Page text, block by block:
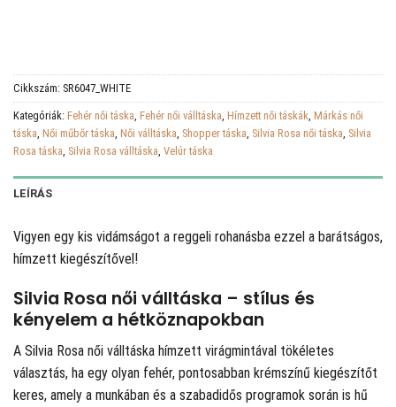
Cikkszám: SR6047_WHITE
Kategóriák: Fehér női táska, Fehér női válltáska, Hímzett női táskák, Márkás női
táska, Női műbőr táska, Női válltáska, Shopper táska, Silvia Rosa női táska, Silvia
Rosa táska, Silvia Rosa válltáska, Velúr táska
LEÍRÁS
Vigyen egy kis vidámságot a reggeli rohanásba ezzel a barátságos,
hímzett kiegészítővel!
Silvia Rosa női válltáska – stílus és
kényelem a hétköznapokban
A Silvia Rosa női válltáska hímzett virágmintával tökéletes
választás, ha egy olyan fehér, pontosabban krémszínű kiegészítőt
keres, amely a munkában és a szabadidős programok során is hű